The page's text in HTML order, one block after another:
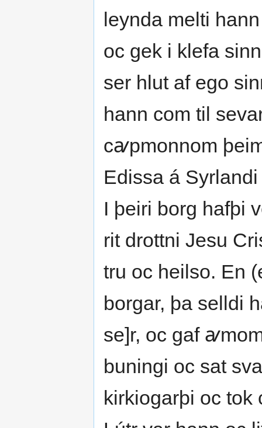
leynda melti
oc gek i klefa
ser hlut af ego
hann com til
cꜹpmonnom
Edissa á
I þeiri borg hafþi
rit drottni Jesu
tru oc heilso. En
borgar, þa selldi
se]r, oc gaf
buningi oc sat
kirkiogarþi oc tok